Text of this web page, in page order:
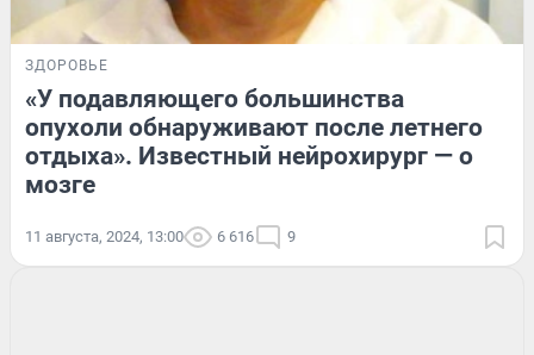
ЗДОРОВЬЕ
«У подавляющего большинства
опухоли обнаруживают после летнего
отдыха». Известный нейрохирург — о
мозге
11 августа, 2024, 13:00 6 616 9